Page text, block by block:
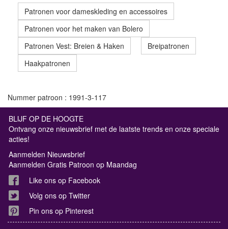
Patronen voor dameskleding en accessoires
Patronen voor het maken van Bolero
Patronen Vest: Breien & Haken
Breipatronen
Haakpatronen
Nummer patroon : 1991-3-117
BLIJF OP DE HOOGTE
Ontvang onze nieuwsbrief met de laatste trends en onze speciale
acties!
Aanmelden Nieuwsbrief
Aanmelden Gratis Patroon op Maandag
Like ons op Facebook
Volg ons op Twitter
Pin ons op Pinterest